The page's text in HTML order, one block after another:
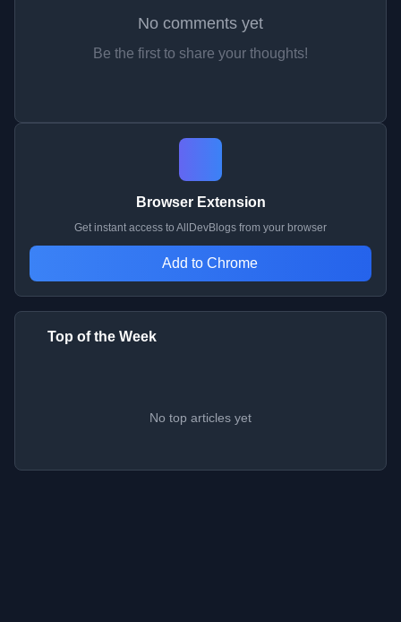
No comments yet
Be the first to share your thoughts!
Browser Extension
Get instant access to AllDevBlogs from your browser
Add to Chrome
Top of the Week
No top articles yet